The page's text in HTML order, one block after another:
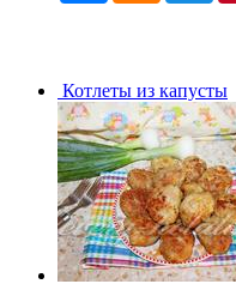
Котлеты из капусты